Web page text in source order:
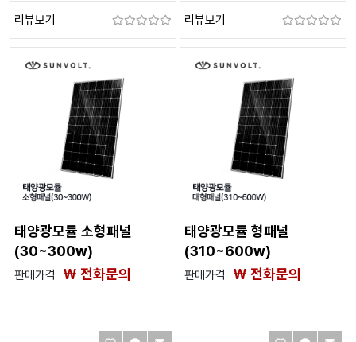
리뷰보기 리뷰보기
태양광모듈 소형패널
(30~300w)
판매가격 ₩ 전화문의
태양광모듈 형패널
(310~600w)
판매가격 ₩ 전화문의